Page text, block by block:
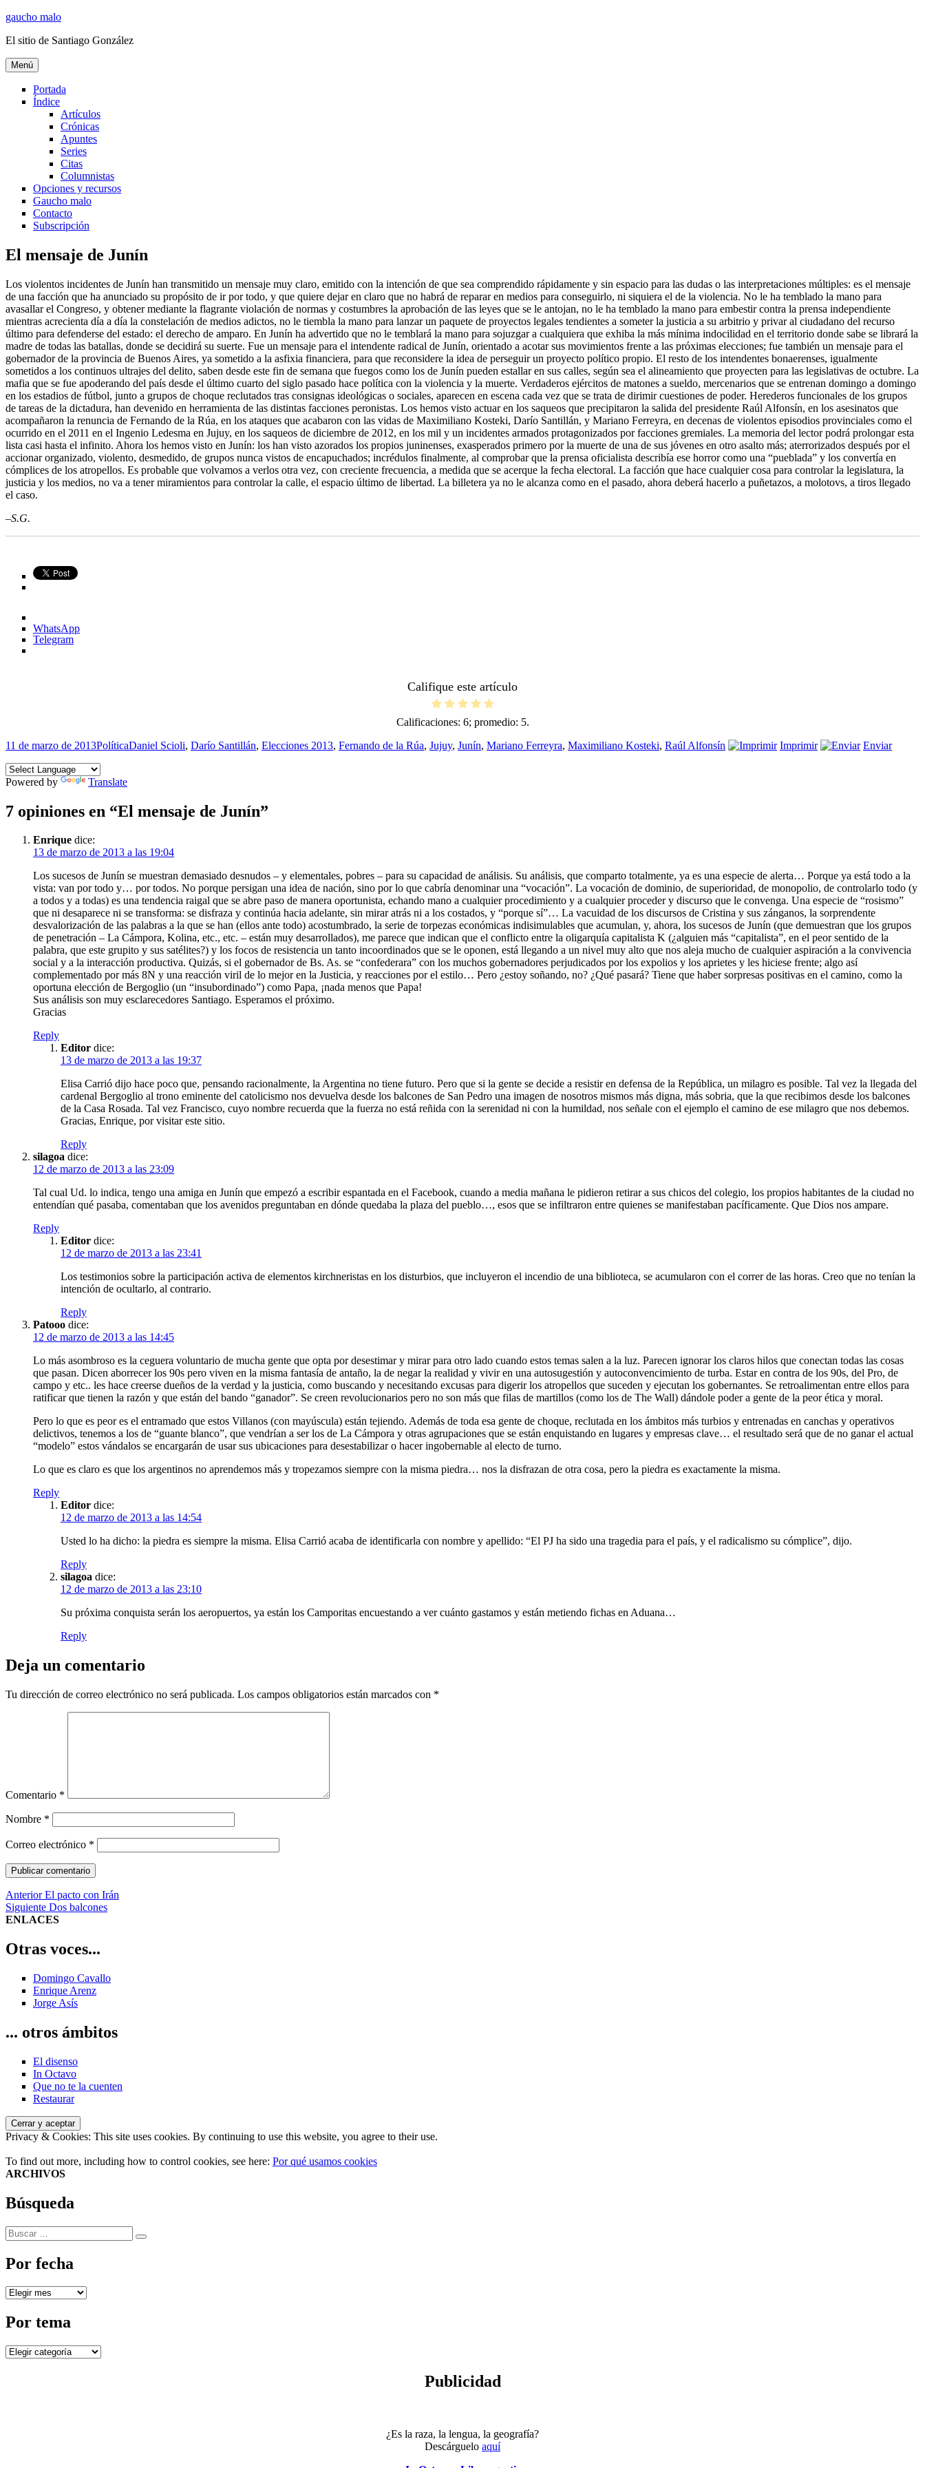
Ir
contenido
gaucho malo
El sitio de Santiago González
Menú
Portada
Índice
Artículos
Crónicas
Apuntes
Series
Citas
Columnistas
Opciones y recursos
Gaucho malo
Contacto
Subscripción
El mensaje de Junín
Los violentos incidentes de Junín han transmitido un mensaje muy claro, emitido con la intención de que sea comprendido rápidamente y sin espacio para las dudas o las interpretaciones múltiples: es el mensaje
de una facción que ha anunciado su propósito de ir por todo, y que quiere dejar en claro que no habrá de reparar en medios para conseguirlo, ni siquiera el de la violencia. No le ha temblado la mano para
avasallar el Congreso, y obtener mediante la flagrante violación de normas y costumbres la aprobación de las leyes que se le antojan, no le ha temblado la mano para embestir contra la prensa independiente
mientras acrecienta día a día la constelación de medios adictos, no le tiembla la mano para lanzar un paquete de proyectos legales tendientes a someter la justicia a su arbitrio y privar al ciudadano del recurso
último para defenderse del estado: el derecho de amparo. En Junín ha advertido que no le temblará la mano para sojuzgar a cualquiera que exhiba la más mínima indocilidad en el territorio donde sabe se librará la
madre de todas las batallas, donde se decidirá su suerte. Fue un mensaje para el intendente radical de Junín, orientado a acotar sus movimientos frente a las próximas elecciones; fue también un mensaje para el
gobernador de la provincia de Buenos Aires, ya sometido a la asfixia financiera, para que reconsidere la idea de perseguir un proyecto político propio. El resto de los intendentes bonaerenses, igualmente
sometidos a los continuos ultrajes del delito, saben desde este fin de semana que fuegos como los de Junín pueden estallar en sus calles, según sea el alineamiento que proyecten para las legislativas de octubre. La
mafia que se fue apoderando del país desde el último cuarto del siglo pasado hace política con la violencia y la muerte. Verdaderos ejércitos de matones a sueldo, mercenarios que se entrenan domingo a domingo
en los estadios de fútbol, junto a grupos de choque reclutados tras consignas ideológicas o sociales, aparecen en escena cada vez que se trata de dirimir cuestiones de poder. Herederos funcionales de los grupos
de tareas de la dictadura, han devenido en herramienta de las distintas facciones peronistas. Los hemos visto actuar en los saqueos que precipitaron la salida del presidente Raúl Alfonsín, en los asesinatos que
acompañaron la renuncia de Fernando de la Rúa, en los ataques que acabaron con las vidas de Maximiliano Kosteki, Darío Santillán, y Mariano Ferreyra, en decenas de violentos episodios provinciales como el
ocurrido en el 2011 en el Ingenio Ledesma en Jujuy, en los saqueos de diciembre de 2012, en los mil y un incidentes armados protagonizados por facciones gremiales. La memoria del lector podrá prolongar esta
lista casi hasta el infinito. Ahora los hemos visto en Junín: los han visto azorados los propios juninenses, exasperados primero por la muerte de una de sus jóvenes en otro asalto más; aterrorizados después por el
accionar organizado, violento, desmedido, de grupos nunca vistos de encapuchados; incrédulos finalmente, al comprobar que la prensa oficialista describía ese horror como una “pueblada” y los convertía en
cómplices de los atropellos. Es probable que volvamos a verlos otra vez, con creciente frecuencia, a medida que se acerque la fecha electoral. La facción que hace cualquier cosa para controlar la legislatura, la
justicia y los medios, no va a tener miramientos para controlar la calle, el espacio último de libertad. La billetera ya no le alcanza como en el pasado, ahora deberá hacerlo a puñetazos, a molotovs, a tiros llegado
el caso.
–S.G.
WhatsApp
Telegram
Califique este artículo
Calificaciones: 6; promedio: 5.
Publicado
11 de marzo de 2013Categorías
PolíticaEtiquetas
Daniel Scioli, Darío Santillán, Elecciones 2013, Fernando de la Rúa, Jujuy, Junín, Mariano Ferreyra, Maximiliano Kosteki, Raúl Alfonsín Imprimir Enviar
Powered by Translate
7 opiniones en “El mensaje de Junín”
Enrique dice:
13 de marzo de 2013 a las 19:04
Los sucesos de Junín se muestran demasiado desnudos – y elementales, pobres – para su capacidad de análisis. Su análisis, que comparto totalmente, ya es una especie de alerta… Porque ya está todo a la
vista: van por todo y… por todos. No porque persigan una idea de nación, sino por lo que cabría denominar una “vocación”. La vocación de dominio, de superioridad, de monopolio, de controlarlo todo (y
a todos y a todas) es una tendencia raigal que se abre paso de manera oportunista, echando mano a cualquier procedimiento y a cualquier proceder y discurso que le convenga. Una especie de “rosismo”
que ni desaparece ni se transforma: se disfraza y continúa hacia adelante, sin mirar atrás ni a los costados, y “porque sí”… La vacuidad de los discursos de Cristina y sus zánganos, la sorprendente
desvalorización de las palabras a la que se han (ellos ante todo) acostumbrado, la serie de torpezas económicas indisimulables que acumulan, y, ahora, los sucesos de Junín (que demuestran que los grupos
de penetración – La Cámpora, Kolina, etc., etc. – están muy desarrollados), me parece que indican que el conflicto entre la oligarquía capitalista K (¿alguien más “capitalista”, en el peor sentido de la
palabra, que este grupito y sus satélites?) y los focos de resistencia un tanto incoordinados que se le oponen, está llegando a un nivel muy alto que nos aleja mucho de cualquier aspiración a la convivencia
social y a la interacción productiva. Quizás, si el gobernador de Bs. As. se “confederara” con los muchos gobernadores perjudicados por los expolios y los aprietes y les hiciese frente; algo así
complementado por más 8N y una reacción viril de lo mejor en la Justicia, y reacciones por el estilo… Pero ¿estoy soñando, no? ¿Qué pasará? Tiene que haber sorpresas positivas en el camino, como la
oportuna elección de Bergoglio (un “insubordinado”) como Papa, ¡nada menos que Papa!
Sus análisis son muy esclarecedores Santiago. Esperamos el próximo.
Gracias
Reply
Editor dice:
13 de marzo de 2013 a las 19:37
Elisa Carrió dijo hace poco que, pensando racionalmente, la Argentina no tiene futuro. Pero que si la gente se decide a resistir en defensa de la República, un milagro es posible. Tal vez la llegada del
cardenal Bergoglio al trono eminente del catolicismo nos devuelva desde los balcones de San Pedro una imagen de nosotros mismos más digna, más sobria, que la que recibimos desde los balcones
de la Casa Rosada. Tal vez Francisco, cuyo nombre recuerda que la fuerza no está reñida con la serenidad ni con la humildad, nos señale con el ejemplo el camino de ese milagro que nos debemos.
Gracias, Enrique, por visitar este sitio.
Reply
silagoa dice:
12 de marzo de 2013 a las 23:09
Tal cual Ud. lo indica, tengo una amiga en Junín que empezó a escribir espantada en el Facebook, cuando a media mañana le pidieron retirar a sus chicos del colegio, los propios habitantes de la ciudad no
entendían qué pasaba, comentaban que los avenidos preguntaban en dónde quedaba la plaza del pueblo…, esos que se infiltraron entre quienes se manifestaban pacíficamente. Que Dios nos ampare.
Reply
Editor dice:
12 de marzo de 2013 a las 23:41
Los testimonios sobre la participación activa de elementos kirchneristas en los disturbios, que incluyeron el incendio de una biblioteca, se acumularon con el correr de las horas. Creo que no tenían la
intención de ocultarlo, al contrario.
Reply
Patooo dice:
12 de marzo de 2013 a las 14:45
Lo más asombroso es la ceguera voluntario de mucha gente que opta por desestimar y mirar para otro lado cuando estos temas salen a la luz. Parecen ignorar los claros hilos que conectan todas las cosas
que pasan. Dicen aborrecer los 90s pero viven en la misma fantasía de antaño, la de negar la realidad y vivir en una autosugestión y autoconvencimiento de turba. Estar en contra de los 90s, del Pro, de
campo y etc.. les hace creerse dueños de la verdad y la justicia, como buscando y necesitando excusas para digerir los atropellos que suceden y ejecutan los gobernantes. Se retroalimentan entre ellos para
ratificar que tienen la razón y que están del bando “ganador”. Se creen revolucionarios pero no son más que filas de martillos (como los de The Wall) dándole poder a gente de la peor ética y moral.
Pero lo que es peor es el entramado que estos Villanos (con mayúscula) están tejiendo. Además de toda esa gente de choque, reclutada en los ámbitos más turbios y entrenadas en canchas y operativos
delictivos, tenemos a los de “guante blanco”, que vendrían a ser los de La Cámpora y otras agrupaciones que se están enquistando en lugares y empresas clave… el resultado será que de no ganar el actual
“modelo” estos vándalos se encargarán de usar sus ubicaciones para desestabilizar o hacer ingobernable al electo de turno.
Lo que es claro es que los argentinos no aprendemos más y tropezamos siempre con la misma piedra… nos la disfrazan de otra cosa, pero la piedra es exactamente la misma.
Reply
Editor dice:
12 de marzo de 2013 a las 14:54
Usted lo ha dicho: la piedra es siempre la misma. Elisa Carrió acaba de identificarla con nombre y apellido: “El PJ ha sido una tragedia para el país, y el radicalismo su cómplice”, dijo.
Reply
silagoa dice:
12 de marzo de 2013 a las 23:10
Su próxima conquista serán los aeropuertos, ya están los Camporitas encuestando a ver cuánto gastamos y están metiendo fichas en Aduana…
Reply
Deja un comentario
Tu dirección de correo electrónico no será publicada. Los campos obligatorios están marcados con *
Comentario *
Nombre *
Correo electrónico *
Navegación
de
Anterior Entrada
anterior:
El pacto con Irán
Siguiente Entrada
siguiente:
Dos balcones
ENLACES
Otras voces...
Domingo Cavallo
Enrique Arenz
Jorge Asís
... otros ámbitos
El disenso
In Octavo
Que no te la cuenten
Restaurar
Privacy & Cookies: This site uses cookies. By continuing to use this website, you agree to their use.
To find out more, including how to control cookies, see here: Por qué usamos cookies
ARCHIVOS
Búsqueda
Buscar
por:
Buscar
Por fecha
Por
Por tema
Por
Publicidad
¿Es la raza, la lengua, la geografía?
Descárguelo aquí